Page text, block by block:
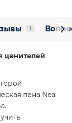
1
ценителей
пена Nea